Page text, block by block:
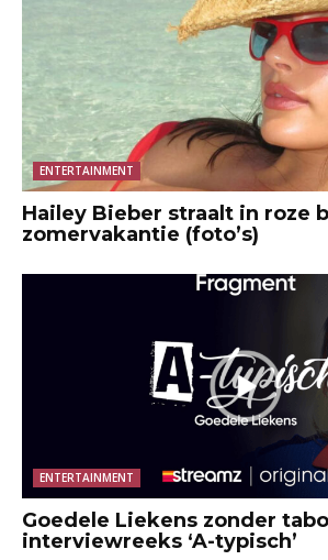
ENTERTAINMENT
Hailey Bieber straalt in roze
zomervakantie (foto’s)
ENTERTAINMENT
Goedele Liekens zonder
interviewreeks ‘A-typisch’